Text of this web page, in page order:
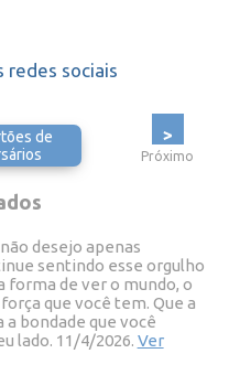
redes sociais
de
>
Próximo
desejo apenas
sentindo esse orgulho
forma de ver o mundo, o
que você tem. Que a
bondade que você
lado. 11/4/2026. Ver